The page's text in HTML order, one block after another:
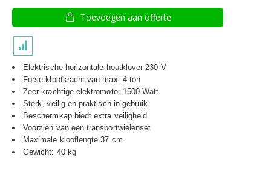
Toevoegen aan offerte
Elektrische horizontale houtklover 230 V
Forse kloofkracht van max. 4 ton
Zeer krachtige elektromotor 1500 Watt
Sterk, veilig en praktisch in gebruik
Beschermkap biedt extra veiligheid
Voorzien van een transportwielenset
Maximale klooflengte 37 cm.
Gewicht: 40 kg